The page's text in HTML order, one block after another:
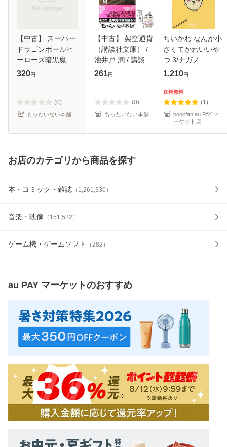
【中古】 スーパー
ドラゴンボールヒ
ーローズ暗黒魔界
ミッション! 2 暗黒
/ ながやま由貴 / 集
英社 [コ
320円
(0)
もったいない本舗
【中古】 架空通貨
（講談社文庫） /
池井戸 潤 / 講談社
[文庫]【メール便送
261円
(0)
もったいない本舗
ちいかわ なんか小
さくてかわいいや
つ 3/ナガノ
1,210円
送料無料
(1)
bookfan au PAY マ
ーケット店
お店のカテゴリから商品を探す
本・コミック・雑誌 （ 1,261,330）
音楽・映像 （ 151,522 ）
ゲーム機・ゲームソフト （282 ）
au PAY マーケットのおすすめ